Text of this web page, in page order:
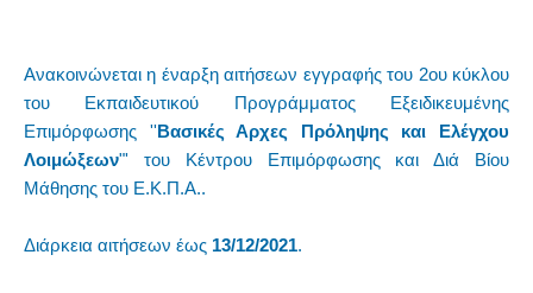
Ανακοινώνεται η έναρξη αιτήσεων εγγραφής του 2ου κύκλου
του Εκπαιδευτικού Προγράμματος Εξειδικευμένης
Επιμόρφωσης ''Βασικές Αρχες Πρόληψης και Ελέγχου
Λοιμώξεων"' του Κέντρου Επιμόρφωσης και Διά Βίου
Μάθησης του Ε.Κ.Π.Α..
Διάρκεια αιτήσεων έως 13/12/2021.